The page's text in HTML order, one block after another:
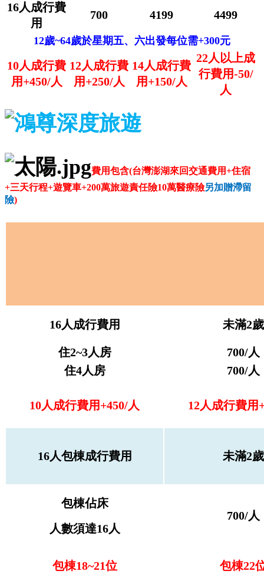
16人成行費
用
700 4199 4499
12歲~64歲於星期五、六出發每位需+300元
10人成行費
用+450/人
12人成行費
用+250/人
14人成行費
用+150/人
22人以上成
行費用-50/
人
費用包含(台灣澎湖來回交通費用+住宿
+三天行程+遊覽車+200萬旅遊責任險10萬醫療險另加贈滯留
險)
16人成行費用 未滿2歲
住2~3人房
700/人
住4人房
700/人
10人成行費用+450/人 12人成行費用
16人包棟成行費用 未滿2歲
包棟佔床
人數須達16人
700/人
包棟18~21位 包棟22